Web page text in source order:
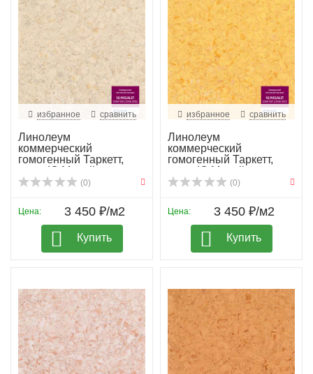
избранное сравнить
Линолеум
коммерческий
гомогенный Таркетт,
колл. IQ Megali...
(0)
Цена: 3 450 ₽/м2
Купить
избранное сравнить
Линолеум
коммерческий
гомогенный Таркетт,
колл. IQ Megali...
(0)
Цена: 3 450 ₽/м2
Купить